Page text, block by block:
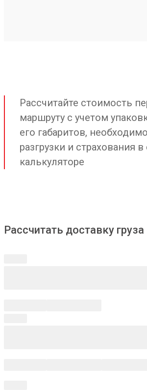
Рассчитайте стоимость
маршруту с учетом
его габаритов,
разгрузки и страхования
калькуляторе
Рассчитать доставку груза